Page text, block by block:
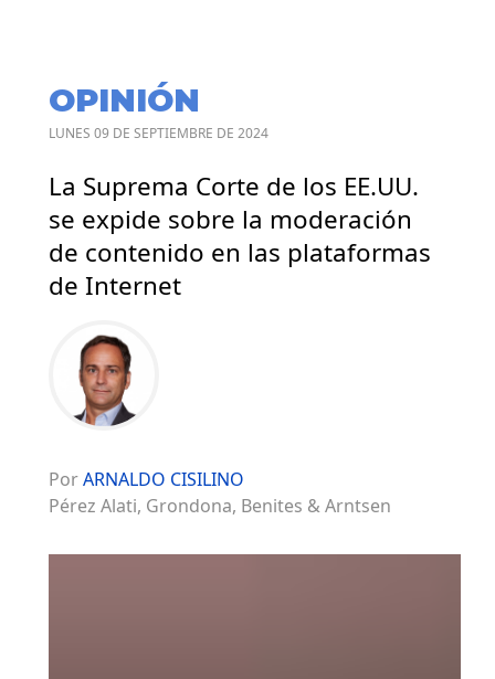
OPINIÓN
LUNES 09 DE SEPTIEMBRE DE 2024
La Suprema Corte de los EE.UU.
se expide sobre la moderación
de contenido en las plataformas
de Internet
PorARNALDO CISILINO
Pérez Alati, Grondona, Benites & Arntsen